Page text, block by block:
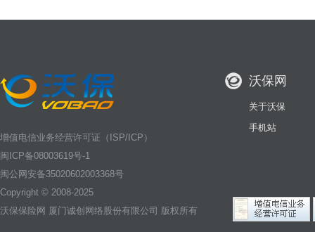
增值电信业务经营许可证（ISP/ICP）
闽ICP备08003619号-1
闽公网安备35020602003368号
Copyright © 2008-2025
沃保保险网 厦门诚创网络股份有限公司 版权所有
沃保网
关于沃保
手机站